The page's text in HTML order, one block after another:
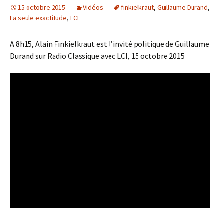
15 octobre 2015 Vidéos finkielkraut, Guillaume Durand,
La seule exactitude, LCI
A 8h15, Alain Finkielkraut est l’invité politique de Guillaume
Durand sur Radio Classique avec LCI, 15 octobre 2015